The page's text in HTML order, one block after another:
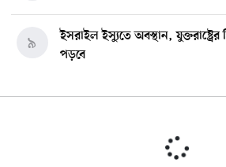
ইসরাইল ইস্যুতে অবস্থান, যুক্তরাষ্ট্রের
পড়বে
৯
চাঁদের বুকে আছড়ে পড়ল ইলন মাস্কের